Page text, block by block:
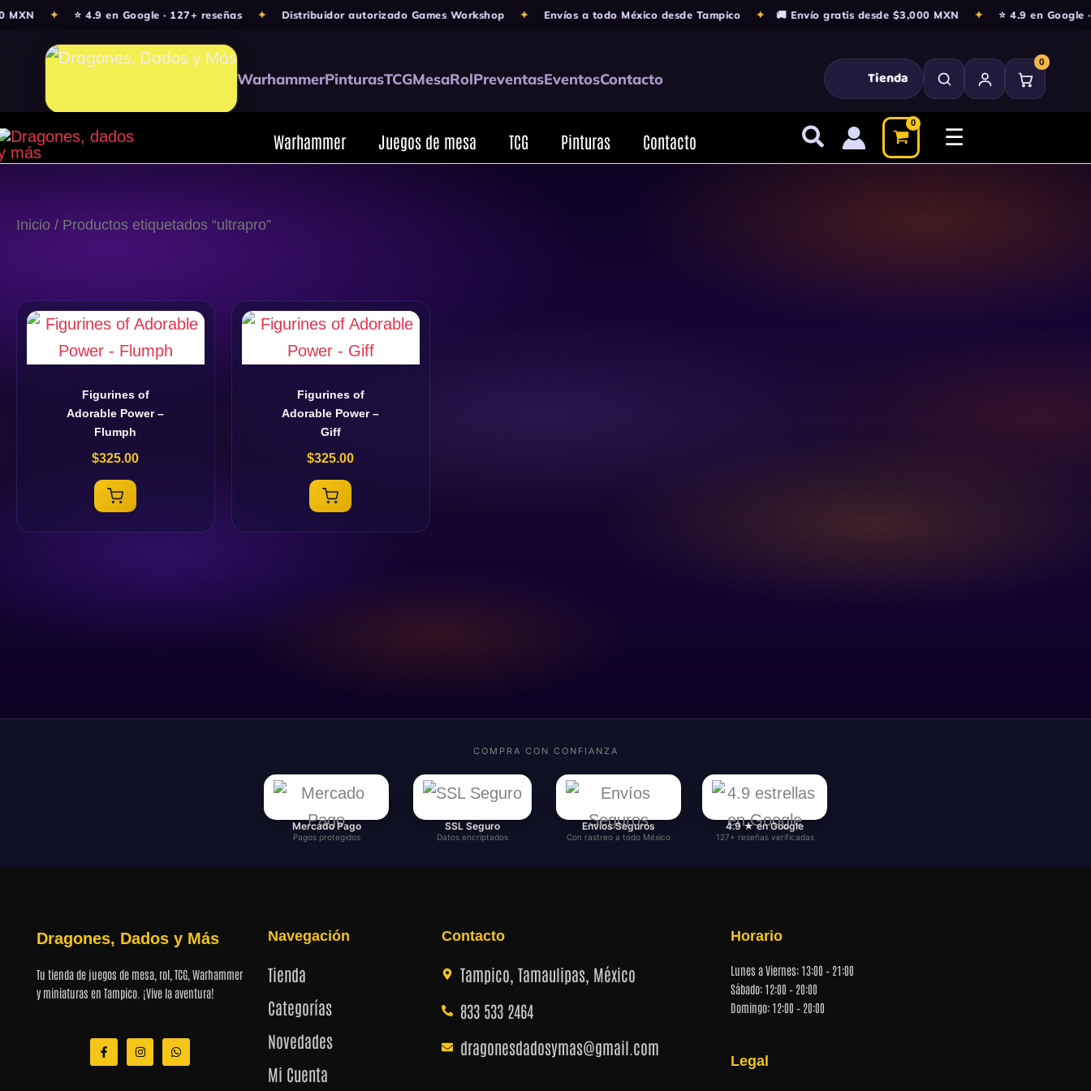
⭐ 4.9 en Google · 127+ reseñas Distribuidor autorizado Games Workshop Envíos a todo México desde Tampico 🚚 Envío gratis desde $3,000 MXN ⭐ 4.9 en Google ·
WarhammerPinturasTCGMesaRolPreventasEventosContacto Tienda
0
Ir
contenido
Warhammer Juegos de mesa TCG Pinturas Contacto ☰
Inicio / Productos etiquetados “ultrapro”
Figurines of
Adorable Power –
Flumph
$325.00
Figurines of
Adorable Power –
Giff
$325.00
COMPRA CON CONFIANZA
Mercado Pago
Pagos protegidos
SSL Seguro
Datos encriptados
Envíos Seguros
Con rastreo a todo México
4.9 ★ en Google
127+ reseñas verificadas
Dragones, Dados y Más
Tu tienda de juegos de mesa, rol, TCG, Warhammer
y miniaturas en Tampico. ¡Vive la aventura!
a
c
n
s
h
a
Navegación
Tienda
Categorías
Novedades
Mi Cuenta
Contacto
Tampico, Tamaulipas, México
833 533 2464
dragonesdadosymas@gmail.com
Horario
Lunes a Viernes: 13:00 – 21:00
Sábado: 12:00 – 20:00
Domingo: 12:00 – 20:00
Legal